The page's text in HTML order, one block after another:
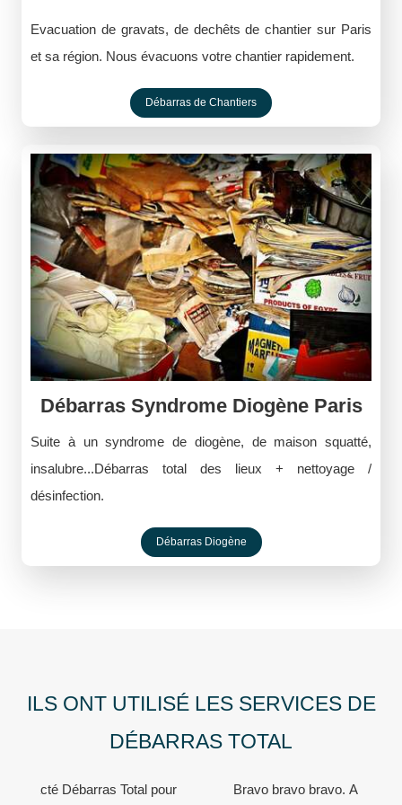
Evacuation de gravats, de dechêts de chantier sur Paris
et sa région. Nous évacuons votre chantier rapidement.
Débarras de Chantiers
Débarras Syndrome Diogène Paris
Suite à un syndrome de diogène, de maison squatté,
insalubre...Débarras total des lieux + nettoyage /
désinfection.
Débarras Diogène
ILS ONT UTILISÉ LES SERVICES DE
DÉBARRAS TOTAL
Bravo bravo bravo. A recommander absolument.